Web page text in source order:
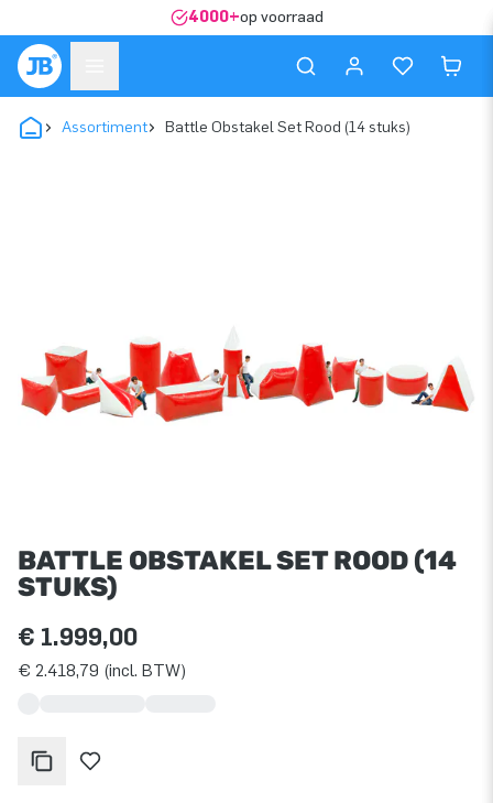
4000+op voorraad
Assortiment Battle Obstakel Set Rood (14 stuks)
BATTLE OBSTAKEL SET ROOD (14
STUKS)
€ 1.999,00
€ 2.418,79 (incl. BTW)